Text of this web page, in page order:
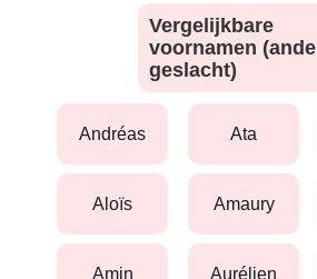
Vergelijkbare
voornamen
geslacht)
andréas ata
aloïs amaury
amin aurélien